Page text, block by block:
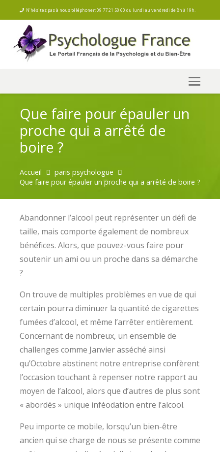
N’hésitez pas à nous téléphoner: 09 77 21 50 60 du lundi au vendredi de 8h à 19h.
Que faire pour épauler un
proche qui a arrêté de
boire ?
Accueil
paris psychologue
Que faire pour épauler un proche qui a arrêté de boire ?
Abandonner l’alcool peut représenter un défi de
taille, mais comporte également de nombreux
bénéfices. Alors, que pouvez-vous faire pour
soutenir un ami ou un proche dans sa démarche
?
On trouve de multiples problèmes en vue de qui
certain pourra diminuer la quantité de cigarettes
fumées d’alcool, et même l’arrêter entièrement.
Concernant de nombreux, un ensemble de
challenges comme Janvier asséché ainsi
qu’Octobre abstinent notre entreprise confèrent
l’occasion touchant à repenser notre rapport au
moyen de l’alcool, alors que d’autres de plus sont
« abordés » unique inféodation entre l’alcool.
Peu importe ce mobile, lorsqu’un bien-être
ancien qui se charge de nous se présente comme